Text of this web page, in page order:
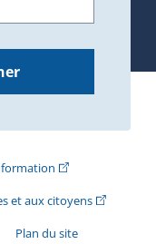
s'ouvrira dans une
(Cet hyperlien
et aux citoyens(Cet
externe s'ouvrira
Plan du site